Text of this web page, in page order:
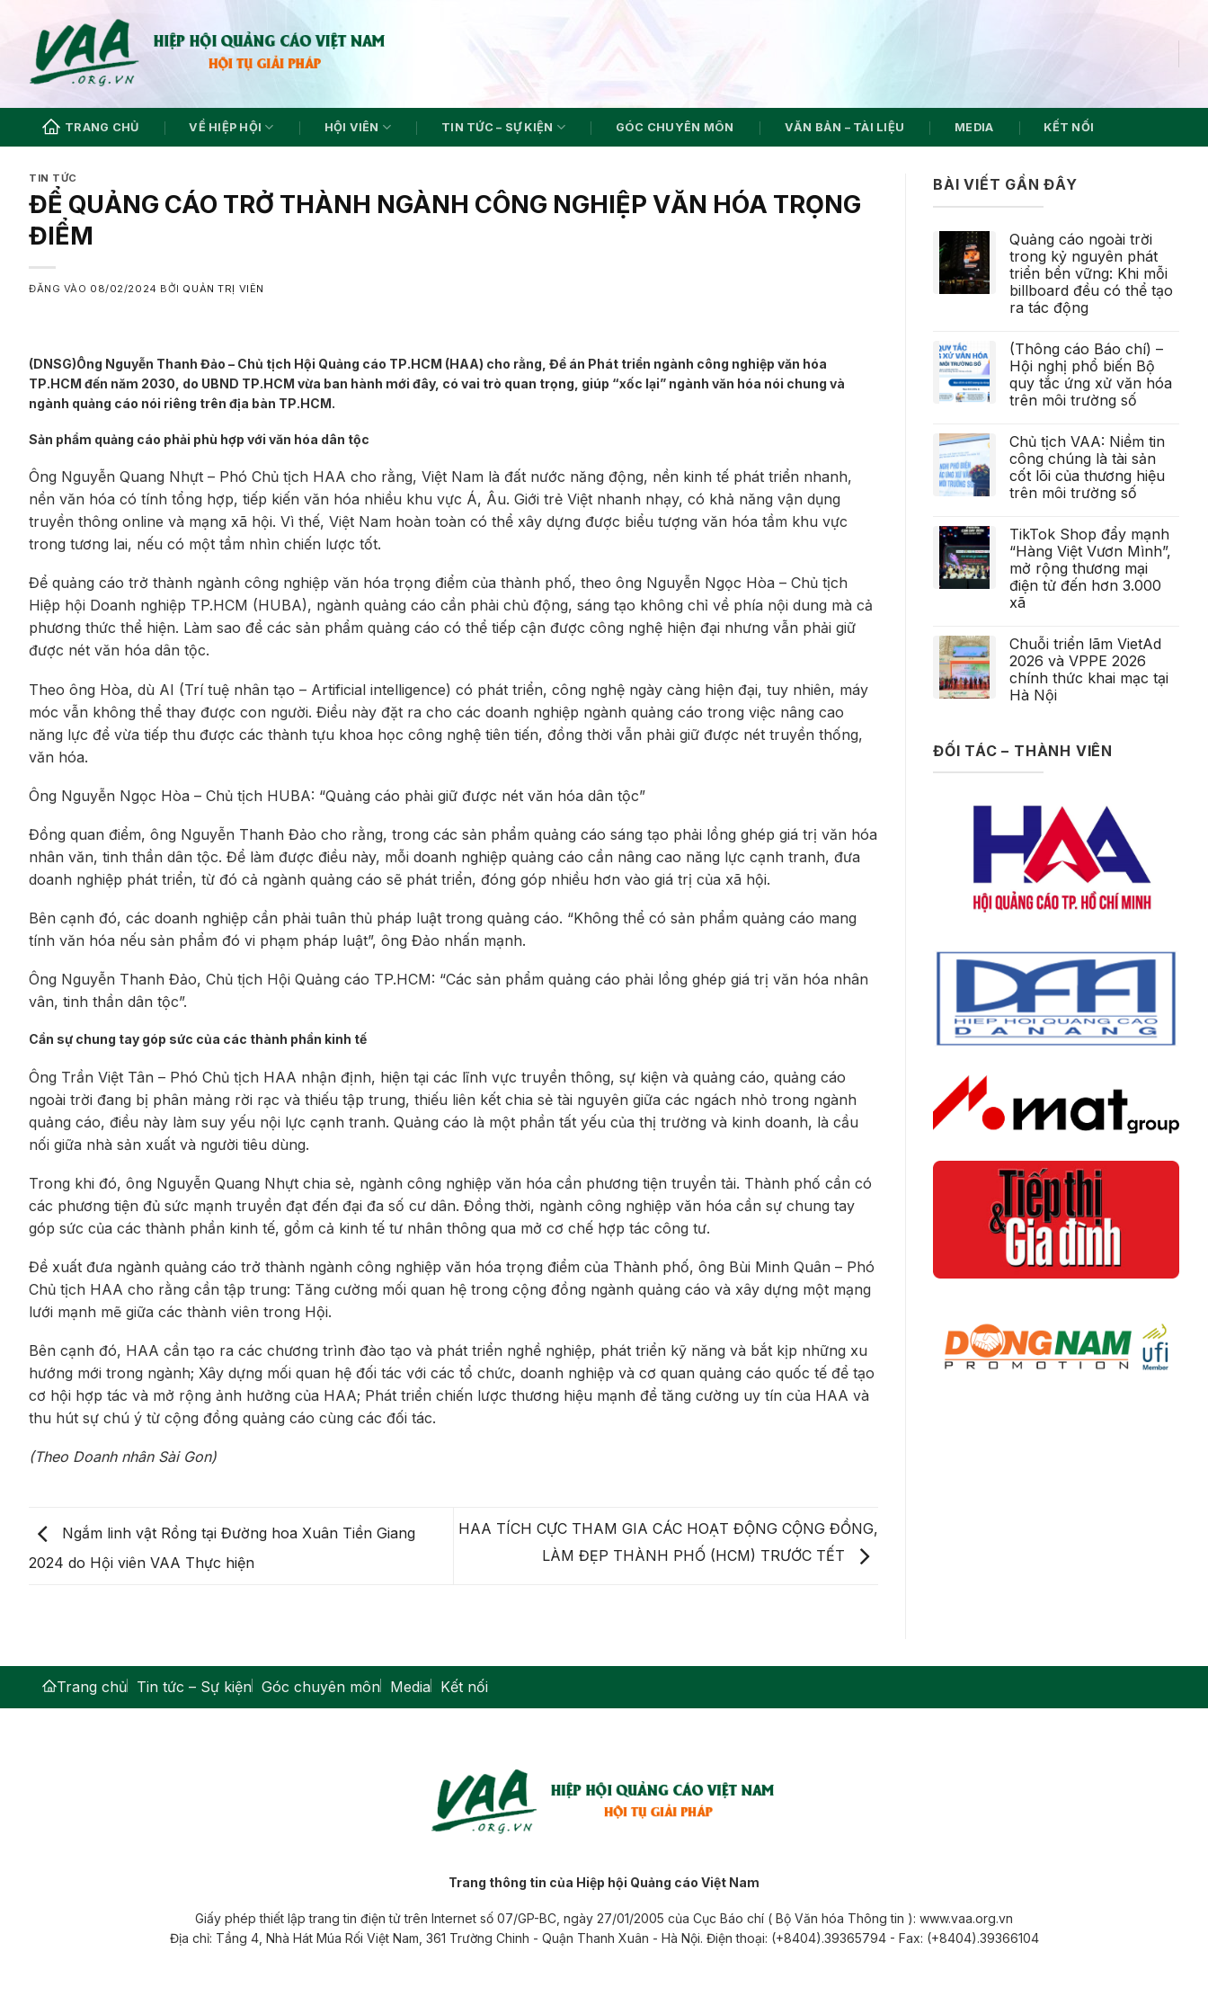
dung
TRANG CHỦ VỀ HIỆP HỘI HỘI VIÊN TIN TỨC – SỰ KIỆN GÓC CHUYÊN MÔN VĂN BẢN – TÀI LIỆU MEDIA KẾT NỐI
TIN TỨC
ĐỂ QUẢNG CÁO TRỞ THÀNH NGÀNH CÔNG NGHIỆP VĂN HÓA TRỌNG
ĐIỂM
ĐĂNG VÀO 08/02/2024 BỞI QUẢN TRỊ VIÊN
(DNSG)Ông Nguyễn Thanh Đảo – Chủ tịch Hội Quảng cáo TP.HCM (HAA) cho rằng, Đề án Phát triển ngành công nghiệp văn hóa
TP.HCM đến năm 2030, do UBND TP.HCM vừa ban hành mới đây, có vai trò quan trọng, giúp “xốc lại” ngành văn hóa nói chung và
ngành quảng cáo nói riêng trên địa bàn TP.HCM.
Sản phẩm quảng cáo phải phù hợp với văn hóa dân tộc
Ông Nguyễn Quang Nhựt – Phó Chủ tịch HAA cho rằng, Việt Nam là đất nước năng động, nền kinh tế phát triển nhanh,
nền văn hóa có tính tổng hợp, tiếp kiến văn hóa nhiều khu vực Á, Âu. Giới trẻ Việt nhanh nhạy, có khả năng vận dụng
truyền thông online và mạng xã hội. Vì thế, Việt Nam hoàn toàn có thể xây dựng được biểu tượng văn hóa tầm khu vực
trong tương lai, nếu có một tầm nhìn chiến lược tốt.
Để quảng cáo trở thành ngành công nghiệp văn hóa trọng điểm của thành phố, theo ông Nguyễn Ngọc Hòa – Chủ tịch
Hiệp hội Doanh nghiệp TP.HCM (HUBA), ngành quảng cáo cần phải chủ động, sáng tạo không chỉ về phía nội dung mà cả
phương thức thể hiện. Làm sao để các sản phẩm quảng cáo có thể tiếp cận được công nghệ hiện đại nhưng vẫn phải giữ
được nét văn hóa dân tộc.
Theo ông Hòa, dù AI (Trí tuệ nhân tạo – Artificial intelligence) có phát triển, công nghệ ngày càng hiện đại, tuy nhiên, máy
móc vẫn không thể thay được con người. Điều này đặt ra cho các doanh nghiệp ngành quảng cáo trong việc nâng cao
năng lực để vừa tiếp thu được các thành tựu khoa học công nghệ tiên tiến, đồng thời vẫn phải giữ được nét truyền thống,
văn hóa.
Ông Nguyễn Ngọc Hòa – Chủ tịch HUBA: “Quảng cáo phải giữ được nét văn hóa dân tộc”
Đồng quan điểm, ông Nguyễn Thanh Đảo cho rằng, trong các sản phẩm quảng cáo sáng tạo phải lồng ghép giá trị văn hóa
nhân văn, tinh thần dân tộc. Để làm được điều này, mỗi doanh nghiệp quảng cáo cần nâng cao năng lực cạnh tranh, đưa
doanh nghiệp phát triển, từ đó cả ngành quảng cáo sẽ phát triển, đóng góp nhiều hơn vào giá trị của xã hội.
Bên cạnh đó, các doanh nghiệp cần phải tuân thủ pháp luật trong quảng cáo. “Không thể có sản phẩm quảng cáo mang
tính văn hóa nếu sản phẩm đó vi phạm pháp luật”, ông Đảo nhấn mạnh.
Ông Nguyễn Thanh Đảo, Chủ tịch Hội Quảng cáo TP.HCM: “Các sản phẩm quảng cáo phải lồng ghép giá trị văn hóa nhân
vân, tinh thần dân tộc”.
Cần sự chung tay góp sức của các thành phần kinh tế
Ông Trần Việt Tân – Phó Chủ tịch HAA nhận định, hiện tại các lĩnh vực truyền thông, sự kiện và quảng cáo, quảng cáo
ngoài trời đang bị phân mảng rời rạc và thiếu tập trung, thiếu liên kết chia sẻ tài nguyên giữa các ngách nhỏ trong ngành
quảng cáo, điều này làm suy yếu nội lực cạnh tranh. Quảng cáo là một phần tất yếu của thị trường và kinh doanh, là cầu
nối giữa nhà sản xuất và người tiêu dùng.
Trong khi đó, ông Nguyễn Quang Nhựt chia sẻ, ngành công nghiệp văn hóa cần phương tiện truyền tải. Thành phố cần có
các phương tiện đủ sức mạnh truyền đạt đến đại đa số cư dân. Đồng thời, ngành công nghiệp văn hóa cần sự chung tay
góp sức của các thành phần kinh tế, gồm cả kinh tế tư nhân thông qua mở cơ chế hợp tác công tư.
Đề xuất đưa ngành quảng cáo trở thành ngành công nghiệp văn hóa trọng điểm của Thành phố, ông Bùi Minh Quân – Phó
Chủ tịch HAA cho rằng cần tập trung: Tăng cường mối quan hệ trong cộng đồng ngành quảng cáo và xây dựng một mạng
lưới mạnh mẽ giữa các thành viên trong Hội.
Bên cạnh đó, HAA cần tạo ra các chương trình đào tạo và phát triển nghề nghiệp, phát triển kỹ năng và bắt kịp những xu
hướng mới trong ngành; Xây dựng mối quan hệ đối tác với các tổ chức, doanh nghiệp và cơ quan quảng cáo quốc tế để tạo
cơ hội hợp tác và mở rộng ảnh hưởng của HAA; Phát triển chiến lược thương hiệu mạnh để tăng cường uy tín của HAA và
thu hút sự chú ý từ cộng đồng quảng cáo cùng các đối tác.
(Theo Doanh nhân Sài Gon)
Ngắm linh vật Rồng tại Đường hoa Xuân Tiền Giang
2024 do Hội viên VAA Thực hiện
HAA TÍCH CỰC THAM GIA CÁC HOẠT ĐỘNG CỘNG ĐỒNG,
LÀM ĐẸP THÀNH PHỐ (HCM) TRƯỚC TẾT
BÀI VIẾT GẦN ĐÂY
Quảng cáo ngoài trời
trong kỷ nguyên phát
triển bền vững: Khi mỗi
billboard đều có thể tạo
ra tác động
(Thông cáo Báo chí) –
Hội nghị phổ biến Bộ
quy tắc ứng xử văn hóa
trên môi trường số
Chủ tịch VAA: Niềm tin
công chúng là tài sản
cốt lõi của thương hiệu
trên môi trường số
TikTok Shop đẩy mạnh
“Hàng Việt Vươn Mình”,
mở rộng thương mại
điện tử đến hơn 3.000
xã
Chuỗi triển lãm VietAd
2026 và VPPE 2026
chính thức khai mạc tại
Hà Nội
ĐỐI TÁC – THÀNH VIÊN
Trang chủ Tin tức – Sự kiện Góc chuyên môn Media Kết nối
Trang thông tin của Hiệp hội Quảng cáo Việt Nam
Giấy phép thiết lập trang tin điện tử trên Internet số 07/GP-BC, ngày 27/01/2005 của Cục Báo chí ( Bộ Văn hóa Thông tin ): www.vaa.org.vn
Địa chỉ: Tầng 4, Nhà Hát Múa Rối Việt Nam, 361 Trường Chinh - Quận Thanh Xuân - Hà Nội. Điện thoại: (+8404).39365794 - Fax: (+8404).39366104